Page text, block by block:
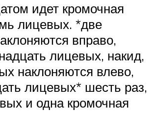
идет кромочная
лицевых. *две
вправо,
лицевых, накид,
наклоняются влево,
лицевых* шесть раз,
и одна кромочная